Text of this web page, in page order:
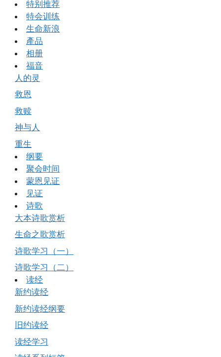
特别推荐
特会训练
生命新浪
產品
相册
福音
人的灵
救恩
救赎
神与人
重生
纲要
聚会时间
蒙恩见证
见证
诗歌
大本诗歌赏析
生命之歌赏析
诗歌学习（一）
诗歌学习（二）
读经
新约读经
新约读经纲要
旧约读经
读经学习